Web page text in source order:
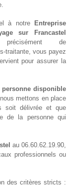
à notre
Entreprise
sur Francastel
précisément de
traitante, vous payez
pour assurer la
disponible
mettons en place
soit délivrée et que
de la personne qui
au 06.60.62.19.90,
professionnels ou
des critères stricts :